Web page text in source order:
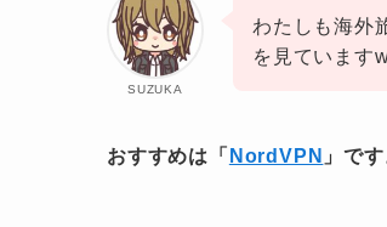
SUZUKA
わたしも海外
を見ています
おすすめは「 NordVPN 」です